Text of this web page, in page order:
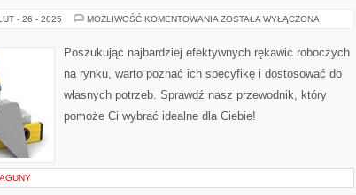
- 26 - 2025 MOŻLIWOŚĆ KOMENTOWANIA NAJLEPSZE
RYNKU:
TE
DLA
ZOSTAŁA WYŁĄCZONA
Poszukując najbardziej efektywnych rękawic roboczych
na rynku, warto poznać ich specyfikę i dostosować do
własnych potrzeb. Sprawdź nasz przewodnik, który
pomoże Ci wybrać idealne dla Ciebie!